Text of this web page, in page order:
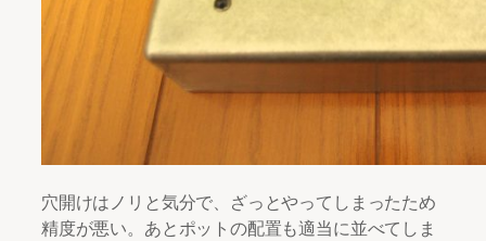
穴開けはノリと気分で、ざっとやってしまったため
精度が悪い。あとポットの配置も適当に並べてしま